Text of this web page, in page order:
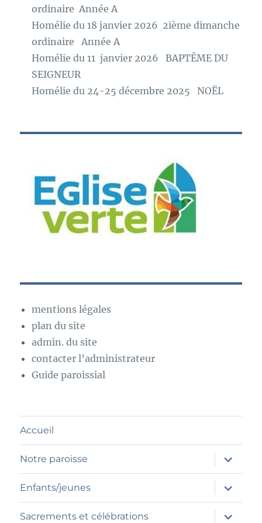
ordinaire Année A
Homélie du 18 janvier 2026 2ième dimanche
ordinaire Année A
Homélie du 11 janvier 2026 BAPTÊME DU
SEIGNEUR
Homélie du 24-25 décembre 2025 NOËL
mentions légales
plan du site
admin. du site
contacter l’administrateur
Guide paroissial
Accueil
Notre paroisse
ouvrir
le
sous-
menu
Enfants/jeunes
ouvrir
le
sous-
menu
Sacrements et célébrations
ouvrir